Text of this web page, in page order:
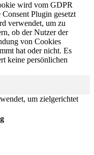
wird vom GDPR
Plugin gesetzt
verwendet, um zu
ob der Nutzer der
von Cookies
hat oder nicht. Es
keine persönlichen
um zielgerichtet